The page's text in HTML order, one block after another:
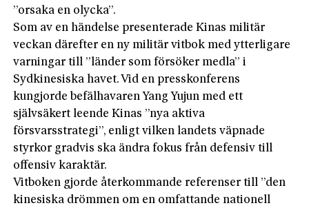
”orsaka en olycka”.
Som av en händelse presenterade Kinas militär
veckan därefter en ny militär vitbok med ytterligare
varningar till ”länder som försöker medla” i
Sydkinesiska havet. Vid en presskonferens
kungjorde befälhavaren Yang Yujun med ett
självsäkert leende Kinas ”nya aktiva
försvarsstrategi”, enligt vilken landets väpnade
styrkor gradvis ska ändra fokus från defensiv till
offensiv karaktär.
Vitboken gjorde återkommande referenser till ”den
kinesiska drömmen om en omfattande nationell